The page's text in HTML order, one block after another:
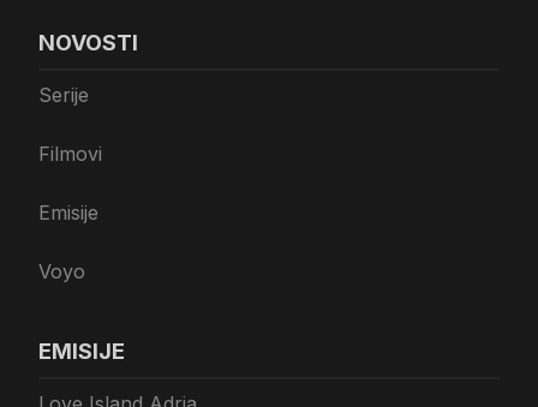
NOVOSTI
Serije
Filmovi
Emisije
Voyo
EMISIJE